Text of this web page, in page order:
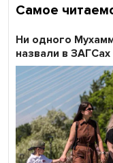
Самое
Ни одного
назвали в